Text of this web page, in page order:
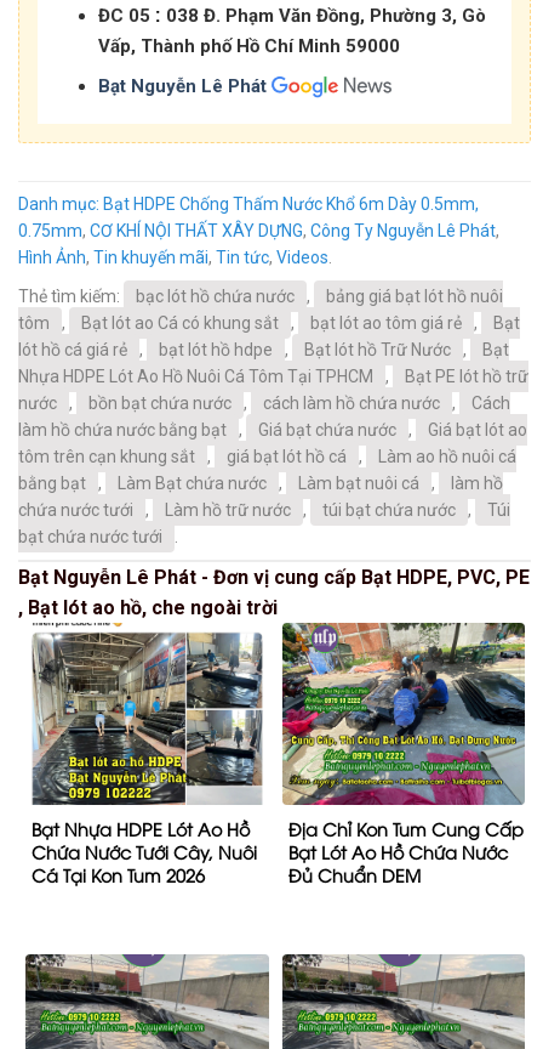
ĐC 05 : 038 Đ. Phạm Văn Đồng, Phường 3, Gò
Vấp, Thành phố Hồ Chí Minh 59000
Bạt Nguyễn Lê Phát
Danh mục: Bạt HDPE Chống Thấm Nước Khổ 6m Dày 0.5mm,
0.75mm, CƠ KHÍ NỘI THẤT XÂY DỰNG, Công Ty Nguyễn Lê Phát,
Hình Ảnh, Tin khuyến mãi, Tin tức, Videos
Thẻ tìm kiếm:
bạc lót hồ chứa nước ,
bảng giá bạt lót hồ nuôi
tôm
, Bạt lót ao Cá có khung sắt , bạt lót ao tôm giá rẻ ,
Bạt
lót hồ cá giá rẻ
, bạt lót hồ hdpe , Bạt lót hồ Trữ Nước ,
Bạt
Nhựa HDPE Lót Ao Hồ Nuôi Cá Tôm Tại TPHCM
,
Bạt PE lót hồ trữ
nước
, bồn bạt chứa nước , cách làm hồ chứa nước ,
Cách
làm hồ chứa nước bằng bạt
, Giá bạt chứa nước ,
Giá bạt lót ao
tôm trên cạn khung sắt
, giá bạt lót hồ cá ,
Làm ao hồ nuôi cá
bằng bạt
, Làm Bạt chứa nước , Làm bạt nuôi cá ,
làm hồ
chứa nước tưới
, Làm hồ trữ nước , túi bạt chứa nước ,
Túi
bạt chứa nước tưới
Bạt Nguyễn Lê Phát - Đơn vị cung cấp Bạt HDPE, PVC, PE
, Bạt lót ao hồ, che ngoài trời
Bạt Nhựa HDPE Lót Ao Hồ
Chứa Nước Tưới Cây, Nuôi
Cá Tại Kon Tum 2026
Địa Chỉ Kon Tum Cung Cấp
Bạt Lót Ao Hồ Chứa Nước
Đủ Chuẩn DEM